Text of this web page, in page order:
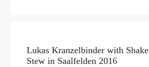
Lukas Kranzelbinder with Shake
Stew in Saalfelden 2016